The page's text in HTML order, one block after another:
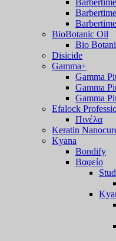
BioBotanic Oil
Bio
Disicide
Gamma+
Gamma
Gamma
Gamma
Efalock
Πινέλα
Keratin
Kyana
Bondify
Βαφείο